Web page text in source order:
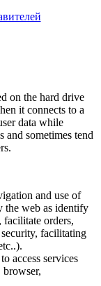
on the hard drive
it connects to a
data while
and sometimes tend
and use of
the web as identify
facilitate orders,
facilitating
access services
browser,